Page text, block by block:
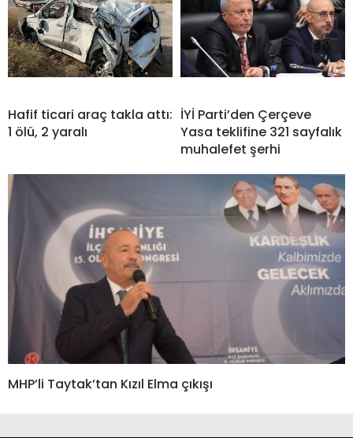
Hafif ticari araç takla attı:
1 ölü, 2 yaralı
İYİ Parti’den Çerçeve
Yasa teklifine 321 sayfalık
muhalefet şerhi
MHP’li Taytak’tan Kızıl Elma çıkışı